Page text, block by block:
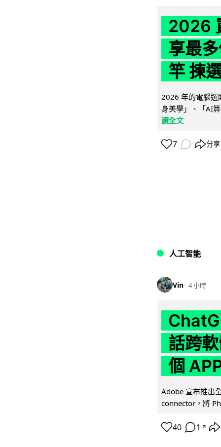
2026
享最
竿 揀
2026 年的電腦選
身美學」、「AI
讀全文
7 分享
人工智能
Vin 4 小時
話跨
個
Adobe 宣布推出
connector，將
40 1 ↗